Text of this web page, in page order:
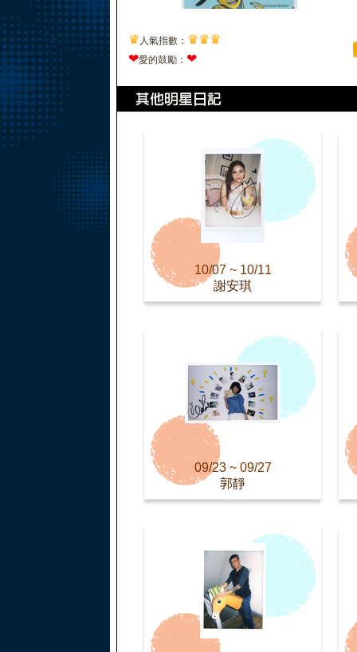
♛ 人氣指數： ♛♛♛
❤愛的鼓勵： ❤
10/07 ~ 10/11
謝安琪
09/23 ~ 09/27
郭靜